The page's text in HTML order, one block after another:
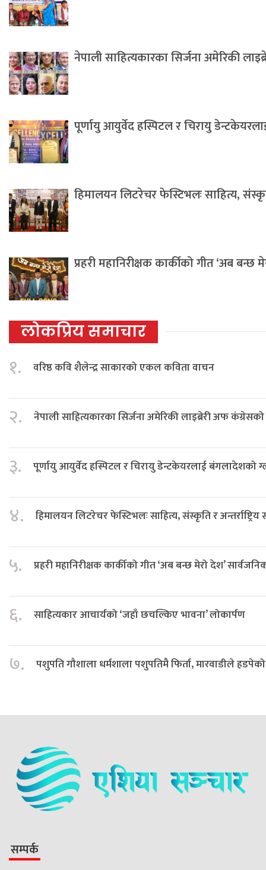
नेपाली साहित्यकारका सिर्जना अमेरिकी
पूर्णायु आयुर्वेद हस्पिटल र चिरायु
हिमालयन लिटरेचर फेस्टिभलः साहित्य,
प्रहरी महानिरीक्षक कार्कीको गीत ‘अब बन्छ
लोकप्रिय समाचार
१. वरिष्ठ कवि शैलेन्द्र साकारको एकल कविता वाचन
२. नेपाली साहित्यकारका सिर्जना अमेरिकी लाइब्रेरी अफ
३. पूर्णायु आयुर्वेद हस्पिटल र चिरायु डेन्टकेयरलाई बंगलादेशको
४. हिमालयन लिटरेचर फेस्टिभलः साहित्य, संस्कृति र अन्तर्राष्ट्रिय
५. प्रहरी महानिरीक्षक कार्कीको गीत ‘अब बन्छ मेरो देश’
६. साहित्यकार आचार्यको ‘जहाँ छचल्किए भावना’ लोकार्पण
७. पशुपति गौशाला धर्मशाला पशुपतिमै फिर्ता, मारवाडीले
सम्पर्क